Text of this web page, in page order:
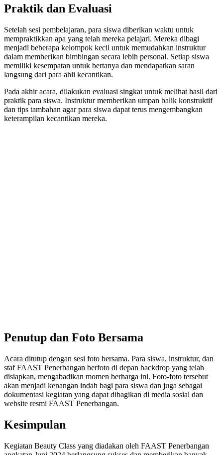
Praktik dan Evaluasi
Setelah sesi pembelajaran, para siswa diberikan waktu untuk
mempraktikkan apa yang telah mereka pelajari. Mereka dibagi
menjadi beberapa kelompok kecil untuk memudahkan instruktur
dalam memberikan bimbingan secara lebih personal. Setiap siswa
memiliki kesempatan untuk bertanya dan mendapatkan saran
langsung dari para ahli kecantikan.
Pada akhir acara, dilakukan evaluasi singkat untuk melihat hasil dari
praktik para siswa. Instruktur memberikan umpan balik konstruktif
dan tips tambahan agar para siswa dapat terus mengembangkan
keterampilan kecantikan mereka.
Penutup dan Foto Bersama
Acara ditutup dengan sesi foto bersama. Para siswa, instruktur, dan
staf FAAST Penerbangan berfoto di depan backdrop yang telah
disiapkan, mengabadikan momen berharga ini. Foto-foto tersebut
akan menjadi kenangan indah bagi para siswa dan juga sebagai
dokumentasi kegiatan yang dapat dibagikan di media sosial dan
website resmi FAAST Penerbangan.
Kesimpulan
Kegiatan Beauty Class yang diadakan oleh FAAST Penerbangan